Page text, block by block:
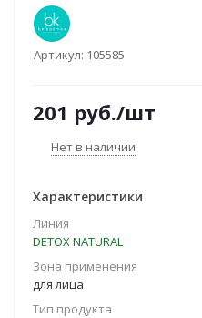
Артикул: 105585
201 руб./шт
Нет в наличии
Характеристики
Линия
DETOX NATURAL
Зона применения
для лица
Тип продукта